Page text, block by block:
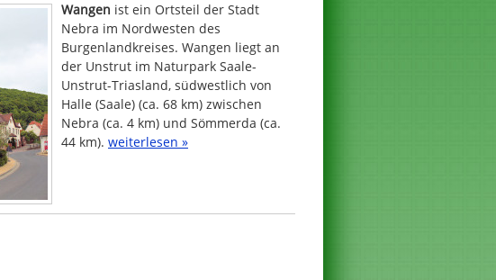
Wangen ist ein Ortsteil der Stadt
Nebra im Nordwesten des
Burgenlandkreises. Wangen liegt an
der Unstrut im Naturpark Saale-
Unstrut-Triasland, südwestlich von
Halle (Saale) (ca. 68 km) zwischen
Nebra (ca. 4 km) und Sömmerda (ca.
44 km). weiterlesen »